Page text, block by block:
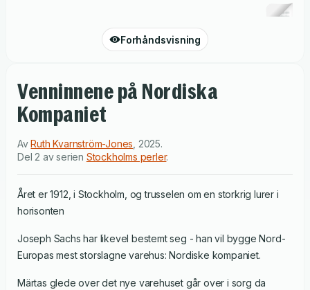
Forhåndsvisning
Venninnene på Nordiska
Kompaniet
AvRuth Kvarnström-Jones 2025.
Del 2 av serien Stockholms perler.
Året er 1912, i Stockholm, og trusselen om en storkrig lurer i
horisonten
Joseph Sachs har likevel bestemt seg - han vil bygge Nord-
Europas mest storslagne varehus: Nordiske kompaniet.
Märtas glede over det nye varehuset går over i sorg da